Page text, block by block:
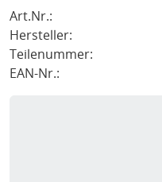
Art.Nr.:
Hersteller:
Teilenummer:
EAN-Nr.: